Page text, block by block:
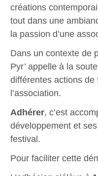
créations
tout dans une
la passion d’une
Dans un contexte de
Pyr’ appelle à la
différentes actions de
l’association.
Adhérer, c’est
développement et
festival.
Pour faciliter cette